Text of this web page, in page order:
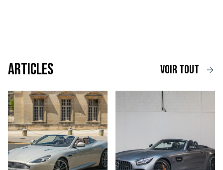
voir tout
Articles